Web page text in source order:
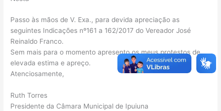
Passo às mãos de V. Exa., para devida apreciação as
seguintes Indicações nº161 a 162/2017 do Vereador José
Reinaldo Franco.
Sem mais para o momento apresento os meus protestos de
elevada estima e apreço.
Atenciosamente,
Ruth Torres
Presidente da Câmara Municipal de Ipuiuna